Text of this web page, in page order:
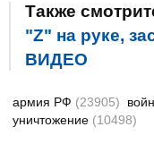
Также
"Z" на руке,
ВИДЕО
армия РФ (23905)
уничтожение (10498)